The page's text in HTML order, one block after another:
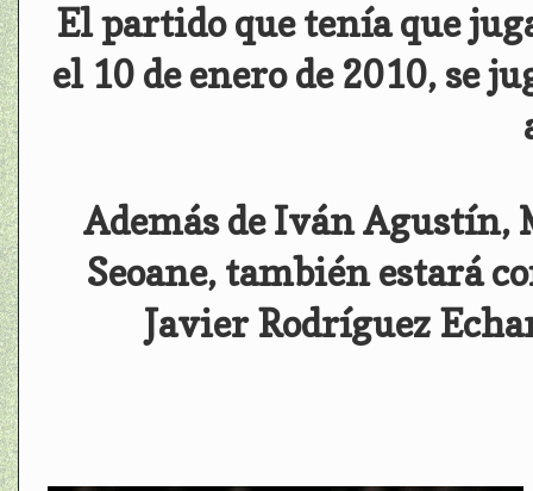
El partido que tenía que
el 10 de enero de 2010, se
Además de Iván Agustín,
Seoane, también estará
Javier Rodríguez